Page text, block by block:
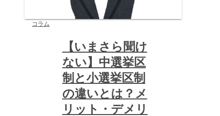
コラム
【いまさら聞け
ない】中選挙区
制と小選挙区制
の違いとは？メ
リット・デメリ